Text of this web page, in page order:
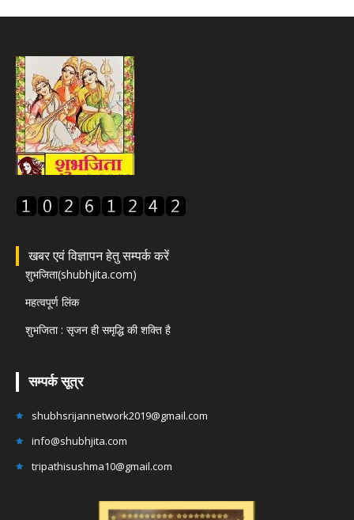
खबर एवं विज्ञापन हेतु सम्पर्क करें
शुभजिता(shubhjita.com)
महत्वपूर्ण लिंक
शुभजिता : सृजन ही समृद्धि की शक्ति है
सम्पर्क सूत्र
shubhsrijannetwork2019@gmail.com
info@shubhjita.com
tripathisushma10@gmail.com